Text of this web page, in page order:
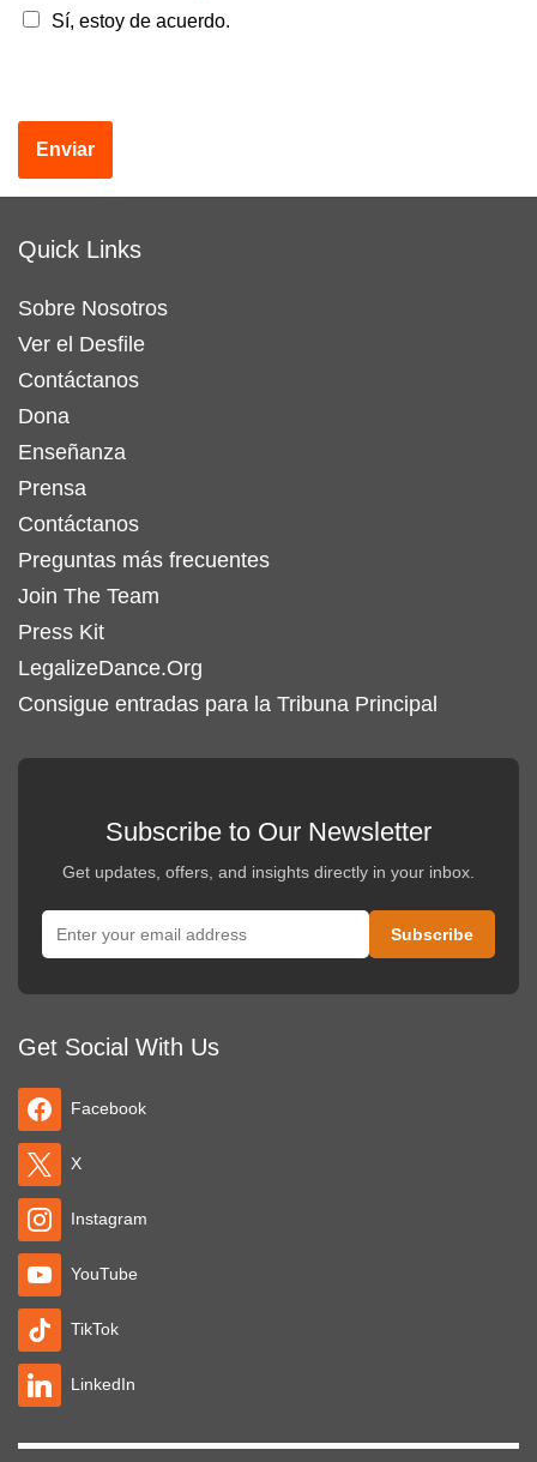
Sí, estoy de acuerdo.
Enviar
Quick Links
Sobre Nosotros
Ver el Desfile
Contáctanos
Dona
Enseñanza
Prensa
Contáctanos
Preguntas más frecuentes
Join The Team
Press Kit
LegalizeDance.Org
Consigue entradas para la Tribuna Principal
Subscribe to Our Newsletter
Get updates, offers, and insights directly in your inbox.
Get Social With Us
Facebook
X
Instagram
YouTube
TikTok
LinkedIn